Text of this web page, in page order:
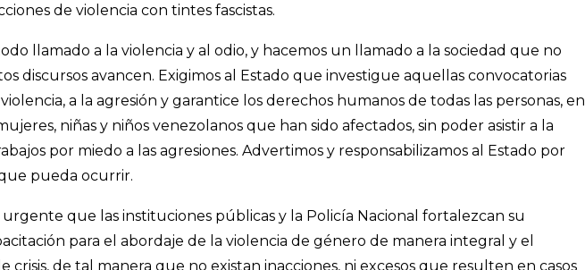
de violencia con tintes fascistas.
llamado a la violencia y al odio, y hacemos un llamado a la sociedad que no
discursos avancen. Exigimos al Estado que investigue aquellas convocatorias
a la agresión y garantice los derechos humanos de todas las personas, en
niñas y niños venezolanos que han sido afectados, sin poder asistir a la
por miedo a las agresiones. Advertimos y responsabilizamos al Estado por
pueda ocurrir.
urgente que las instituciones públicas y la Policía Nacional fortalezcan su
para el abordaje de la violencia de género de manera integral y el
crisis, de tal manera que no existan inacciones, ni excesos que resulten en casos